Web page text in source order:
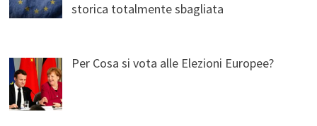
storica totalmente sbagliata
Per Cosa si vota alle Elezioni Europee?